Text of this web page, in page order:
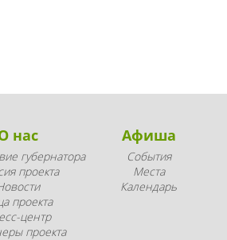
нас
губернатора
проекта
проекта
центр
проекта
Афиша
События
Места
Календарь